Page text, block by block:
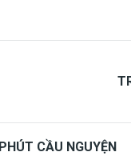
PHÚT CẦU NGUYỆN